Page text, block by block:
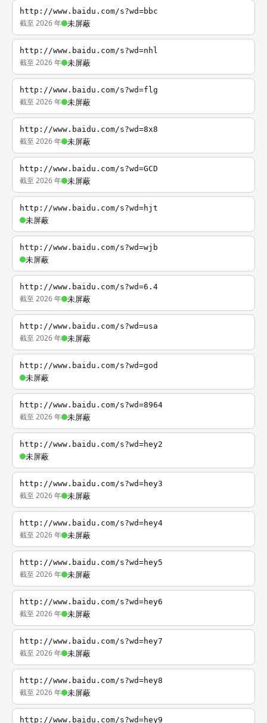
http://www.baidu.com/s?wd=bbc
截至 2026 年 未屏蔽
http://www.baidu.com/s?wd=nhl
截至 2026 年 未屏蔽
http://www.baidu.com/s?wd=flg
截至 2026 年 未屏蔽
http://www.baidu.com/s?wd=8x8
截至 2026 年 未屏蔽
http://www.baidu.com/s?wd=GCD
截至 2026 年 未屏蔽
http://www.baidu.com/s?wd=hjt
未屏蔽
http://www.baidu.com/s?wd=wjb
未屏蔽
http://www.baidu.com/s?wd=6.4
截至 2026 年 未屏蔽
http://www.baidu.com/s?wd=usa
截至 2026 年 未屏蔽
http://www.baidu.com/s?wd=god
未屏蔽
http://www.baidu.com/s?wd=8964
截至 2026 年 未屏蔽
http://www.baidu.com/s?wd=hey2
未屏蔽
http://www.baidu.com/s?wd=hey3
截至 2026 年 未屏蔽
http://www.baidu.com/s?wd=hey4
截至 2026 年 未屏蔽
http://www.baidu.com/s?wd=hey5
截至 2026 年 未屏蔽
http://www.baidu.com/s?wd=hey6
截至 2026 年 未屏蔽
http://www.baidu.com/s?wd=hey7
截至 2026 年 未屏蔽
http://www.baidu.com/s?wd=hey8
截至 2026 年 未屏蔽
http://www.baidu.com/s?wd=hey9